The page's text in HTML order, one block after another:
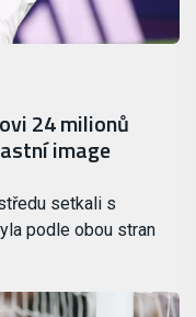
24 milionů
image
setkali s
podle obou stran